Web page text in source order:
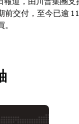
交付，至今已逾